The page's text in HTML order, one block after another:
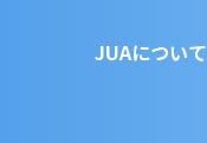
JUAについて